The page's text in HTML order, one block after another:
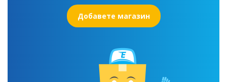
Добавете магазин